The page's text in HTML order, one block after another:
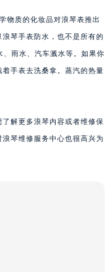
物质的化妆品对浪琴表推出
琴手表防水，也不是所有的
雨水、汽车溅水等。如果你
手表去洗桑拿。蒸汽的热量
解更多浪琴内容或者维修保
浪琴维修服务中心也很高兴为